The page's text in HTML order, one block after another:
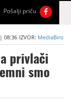
Pošalji priču
08:36 IZVOR: MediaBiro
privlači
smo